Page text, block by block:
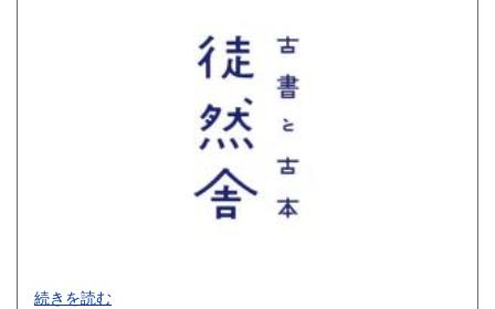
300円 大分県
300円 鹿児島県
300円
【 厚紙封筒＋OPP袋で丁寧梱包 / 公費歓迎 】
続きを読む